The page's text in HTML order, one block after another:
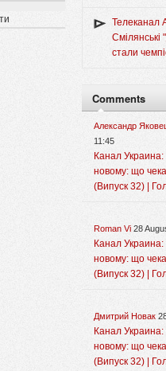
Телеканал
Смілянські
стали
Comments
Александр
11:45
Канал
новому: що
(Випуск 32) |
Roman Vi 28
Канал
новому: що
(Випуск 32) |
Дмитрий Новак
Канал
новому: що
(Випуск 32) |